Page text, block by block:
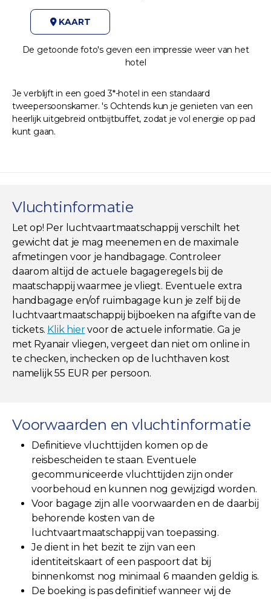
KAART
De getoonde foto's geven een impressie weer van het
hotel
Je verblijft in een goed 3*-hotel in een standaard
tweepersoonskamer. 's Ochtends kun je genieten van een
heerlijk uitgebreid ontbijtbuffet, zodat je vol energie op pad
kunt gaan.
Vluchtinformatie
Let op! Per luchtvaartmaatschappij verschilt het
gewicht dat je mag meenemen en de maximale
afmetingen voor je handbagage. Controleer
daarom altijd de actuele bagageregels bij de
maatschappij waarmee je vliegt. Eventuele extra
handbagage en/of ruimbagage kun je zelf bij de
luchtvaartmaatschappij bijboeken na afgifte van de
tickets. Klik hiervoor de actuele informatie. Ga je
met Ryanair vliegen, vergeet dan niet om online in
te checken, inchecken op de luchthaven kost
namelijk 55 EUR per persoon.
Voorwaarden en vluchtinformatie
Definitieve vluchttijden komen op de
reisbescheiden te staan. Eventuele
gecommuniceerde vluchttijden zijn onder
voorbehoud en kunnen nog gewijzigd worden.
Voor bagage zijn alle voorwaarden en de daarbij
behorende kosten van de
luchtvaartmaatschappij van toepassing.
Je dient in het bezit te zijn van een
identiteitskaart of een paspoort dat bij
binnenkomst nog minimaal 6 maanden geldig is.
De boeking is pas definitief wanneer wij de